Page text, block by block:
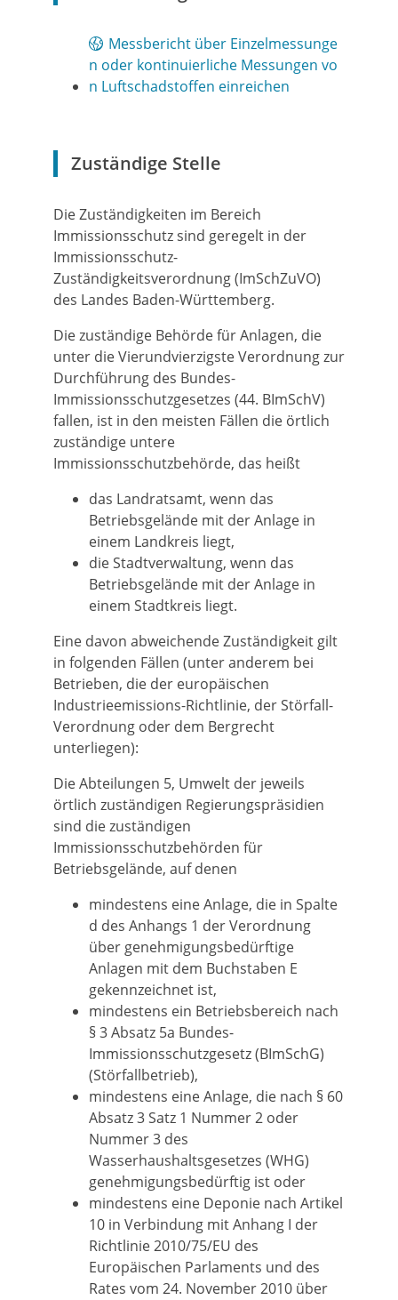
Messbericht über Einzelmessunge
n oder kontinuierliche Messungen vo
n Luftschadstoffen einreichen
Zuständige Stelle
Die Zuständigkeiten im Bereich
Immissionsschutz sind geregelt in der
Immissionsschutz-
Zuständigkeitsverordnung (ImSchZuVO)
des Landes Baden-Württemberg.
Die zuständige Behörde für Anlagen, die
unter die Vierundvierzigste Verordnung zur
Durchführung des Bundes-
Immissionsschutzgesetzes (44. BImSchV)
fallen, ist in den meisten Fällen die örtlich
zuständige untere
Immissionsschutzbehörde, das heißt
das Landratsamt, wenn das
Betriebsgelände mit der Anlage in
einem Landkreis liegt,
die Stadtverwaltung, wenn das
Betriebsgelände mit der Anlage in
einem Stadtkreis liegt.
Eine davon abweichende Zuständigkeit gilt
in folgenden Fällen (unter anderem bei
Betrieben, die der europäischen
Industrieemissions-Richtlinie, der Störfall-
Verordnung oder dem Bergrecht
unterliegen):
Die Abteilungen 5, Umwelt der jeweils
örtlich zuständigen Regierungspräsidien
sind die zuständigen
Immissionsschutzbehörden für
Betriebsgelände, auf denen
mindestens eine Anlage, die in Spalte
d des Anhangs 1 der Verordnung
über genehmigungsbedürftige
Anlagen mit dem Buchstaben E
gekennzeichnet ist,
mindestens ein Betriebsbereich nach
§ 3 Absatz 5a Bundes-
Immissionsschutzgesetz (BImSchG)
(Störfallbetrieb),
mindestens eine Anlage, die nach § 60
Absatz 3 Satz 1 Nummer 2 oder
Nummer 3 des
Wasserhaushaltsgesetzes (WHG)
genehmigungsbedürftig ist oder
mindestens eine Deponie nach Artikel
10 in Verbindung mit Anhang I der
Richtlinie 2010/75/EU des
Europäischen Parlaments und des
Rates vom 24. November 2010 über